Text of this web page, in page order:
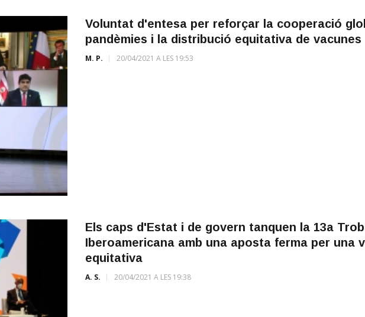
Voluntat d'entesa per reforçar la cooperació
pandèmies i la distribució equitativa de vacunes
M. P. 20/04/2021 A LES 19:53
Els caps d'Estat i de govern tanquen la 13a
Iberoamericana amb una aposta ferma per una
equitativa
A. S. 20/04/2021 A LES 19:38